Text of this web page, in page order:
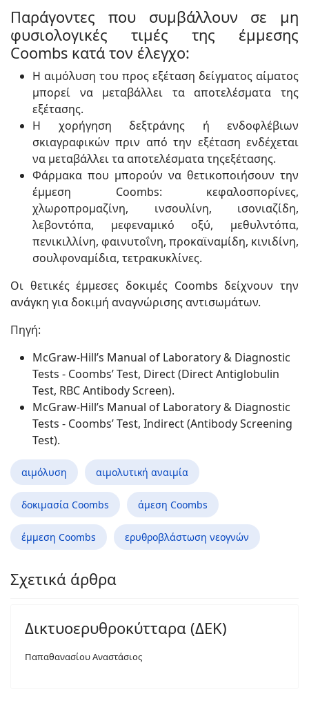
Παράγοντες που συμβάλλουν σε μη
φυσιολογικές τιμές της έμμεσης
Coombs κατά τον έλεγχο:
Η αιμόλυση του προς εξέταση δείγματος αίματος
μπορεί να μεταβάλλει τα αποτελέσματα της
εξέτασης.
Η χορήγηση δεξτράνης ή ενδοφλέβιων
σκιαγραφικών πριν από την εξέταση ενδέχεται
να μεταβάλλει τα αποτελέσματα τηςεξέτασης.
Φάρμακα που μπορούν να θετικοποιήσουν την
έμμεση Coombs: κεφαλοσπορίνες,
χλωροπρομαζίνη, ινσουλίνη, ισονιαζίδη,
λεβοντόπα, μεφεναμικό οξύ, μεθυλντόπα,
πενικιλλίνη, φαινυτοΐνη, προκαϊναμίδη, κινιδίνη,
σουλφοναμίδια, τετρακυκλίνες.
Οι θετικές έμμεσες δοκιμές Coombs δείχνουν την
ανάγκη για δοκιμή αναγνώρισης αντισωμάτων.
Πηγή:
McGraw-Hill’s Manual of Laboratory & Diagnostic
Tests - Coombs’ Test, Direct (Direct Antiglobulin
Test, RBC Antibody Screen).
McGraw-Hill’s Manual of Laboratory & Diagnostic
Tests - Coombs’ Test, Indirect (Antibody Screening
Test).
αιμόλυση αιμολυτική αναιμία
δοκιμασία Coombs άμεση Coombs
έμμεση Coombs ερυθροβλάστωση νεογνών
Σχετικά άρθρα
Δικτυοερυθροκύτταρα (ΔΕΚ)
Παπαθανασίου Αναστάσιος